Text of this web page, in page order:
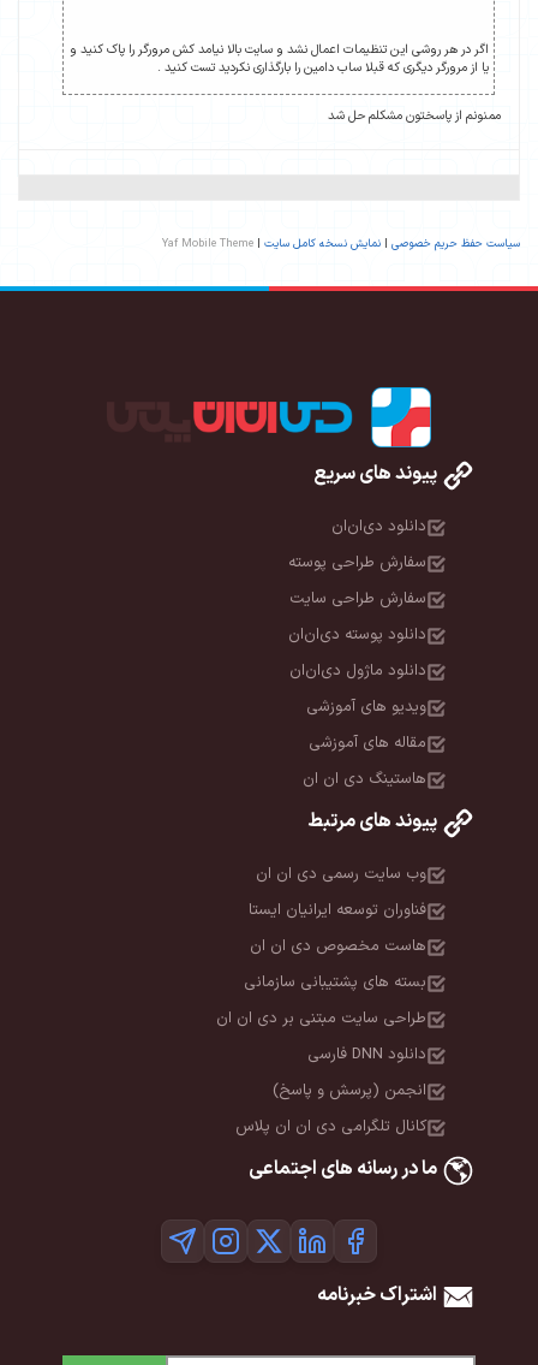
اگر در هر روشی این تنظیمات اعمال نشد و سایت بالا نیامد کش مرورگر را پاک کنید و
یا از مرورگر دیگری که قبلا ساب دامین را بارگذاری نکردید تست کنید .
ممنونم از پاسختون مشکلم حل شد
سیاست حفظ حریم خصوصی | نمایش نسخه کامل سایت |
Yaf Mobile Theme
پیوند های سریع
دانلود دی‌ان‌ان
سفارش طراحی پوسته
سفارش طراحی سایت
دانلود پوسته دی‌ان‌ان
دانلود ماژول دی‌ان‌ان
ویدیو های آموزشی
مقاله های آموزشی
هاستینگ دی ان ان
پیوند های مرتبط
وب سایت رسمی دی ان ان
فناوران توسعه ایرانیان ایستا
هاست مخصوص دی ان ان
بسته های پشتیبانی سازمانی
طراحی سایت مبتنی بر دی ان ان
دانلود DNN فارسی
انجمن (پرسش و پاسخ)
کانال تلگرامی دی ان ان پلاس
ما در رسانه های اجتماعی
اشتراک خبرنامه